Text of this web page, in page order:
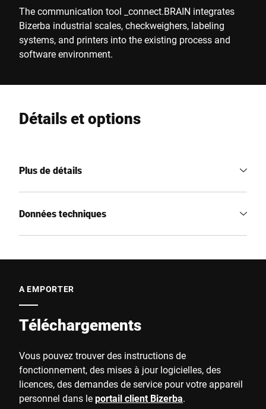
The communication tool _connect.BRAIN integrates
Bizerba industrial scales, checkweighers, labeling
systems, and printers into the existing process and
software environment.
Détails et options
Plus de détails
Données techniques
A EMPORTER
Téléchargements
Vous pouvez trouver des instructions de
fonctionnement, des mises à jour logicielles, des
licences, des demandes de service pour votre appareil
personnel dans leportail client Bizerba.